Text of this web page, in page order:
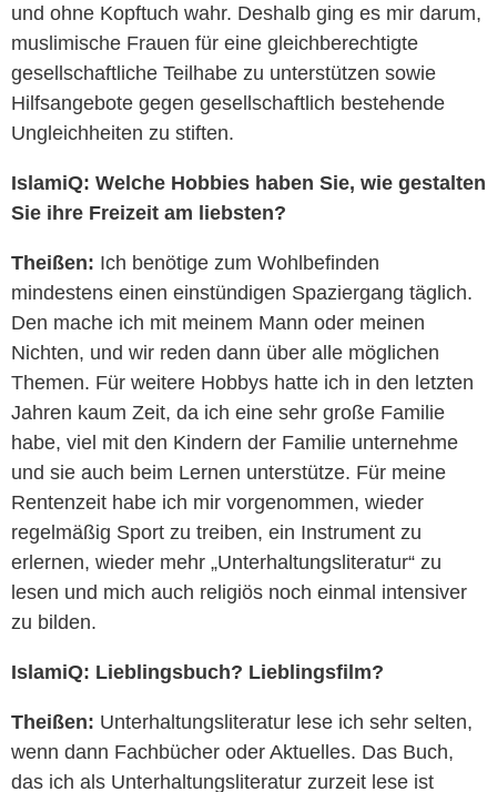
und ohne Kopftuch wahr. Deshalb ging es mir darum,
muslimische Frauen für eine gleichberechtigte
gesellschaftliche Teilhabe zu unterstützen sowie
Hilfsangebote gegen gesellschaftlich bestehende
Ungleichheiten zu stiften.
IslamiQ: Welche Hobbies haben Sie, wie gestalten
Sie ihre Freizeit am liebsten?
Theißen: Ich benötige zum Wohlbefinden
mindestens einen einstündigen Spaziergang täglich.
Den mache ich mit meinem Mann oder meinen
Nichten, und wir reden dann über alle möglichen
Themen. Für weitere Hobbys hatte ich in den letzten
Jahren kaum Zeit, da ich eine sehr große Familie
habe, viel mit den Kindern der Familie unternehme
und sie auch beim Lernen unterstütze. Für meine
Rentenzeit habe ich mir vorgenommen, wieder
regelmäßig Sport zu treiben, ein Instrument zu
erlernen, wieder mehr „Unterhaltungsliteratur“ zu
lesen und mich auch religiös noch einmal intensiver
zu bilden.
IslamiQ: Lieblingsbuch? Lieblingsfilm?
Theißen: Unterhaltungsliteratur lese ich sehr selten,
wenn dann Fachbücher oder Aktuelles. Das Buch,
das ich als Unterhaltungsliteratur zurzeit lese ist